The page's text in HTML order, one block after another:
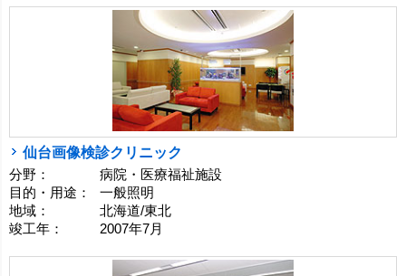
仙台画像検診クリニック
分野：
病院・医療福祉施設
目的・用途：
一般照明
地域：
北海道/東北
竣工年：
2007年7月